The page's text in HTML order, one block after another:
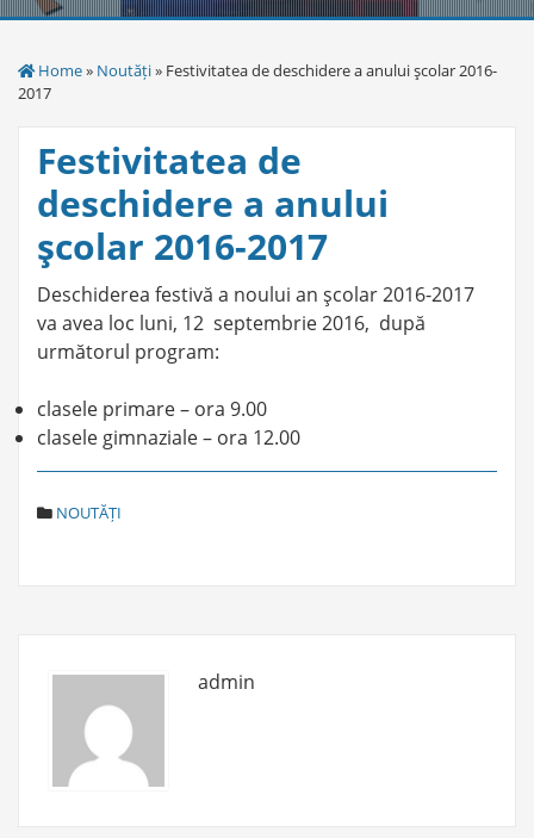
Home» Noutăți» Festivitatea de deschidere a anului şcolar 2016-
2017
Festivitatea de
deschidere a anului
şcolar 2016-2017
Deschiderea festivă a noului an şcolar 2016-2017
va avea loc luni, 12 septembrie 2016, după
următorul program:
clasele primare – ora 9.00
clasele gimnaziale – ora 12.00
C
I
NOUTĂȚI
admin